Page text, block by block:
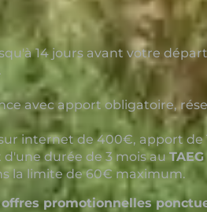
14 jours avant votre
.
avec apport obligatoire,
internet de 400€, apport de
durée de 3 mois au
la limite de 60€ maximum.
promotionnelles